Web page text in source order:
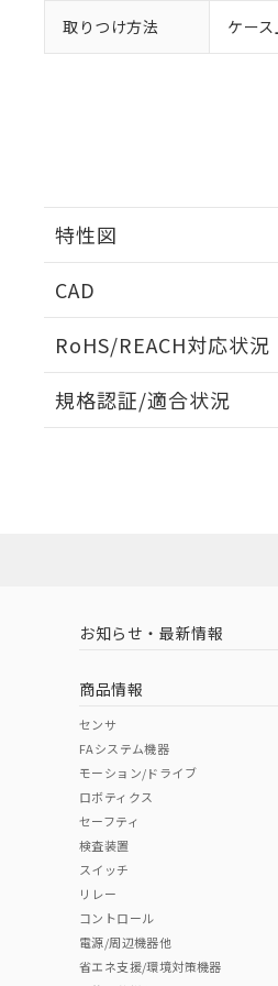
取りつけ方法 ケー
特性図
CAD
RoHS/REACH対応状況
EU RoHS 注意事項・凡例
中国 RoHS 注意事項・凡例
中国 RoHS表
Pb Hg
"対応済み"や非含有の記載
非含有品が必要な際は、弊
規格認証/適合状況
（イギリス
（ノルウェ
お知らせ・最新情報
商品情報
センサ
FAシステム機器
モーション/ドライブ
ロボティクス
セーフティ
検査装置
スイッチ
リレー
コントロール
電源/周辺機器他
省エネ支援/環境対策機器